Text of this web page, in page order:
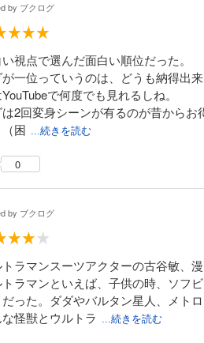
by ブクログ
視点で選んだ面白い順位だった。
が一位っていうのは、どうも納得出
で何度でも見れるしね。
は2回変身シーンが有るのが昔から
困 ...続きを読む
0
by ブクログ
ラマンスーツアクターの古谷敏、
トラマンといえば、子供の時、ソフ
った。ダダやバルタン星人、メト
怪獣とウルトラ ...続きを読む